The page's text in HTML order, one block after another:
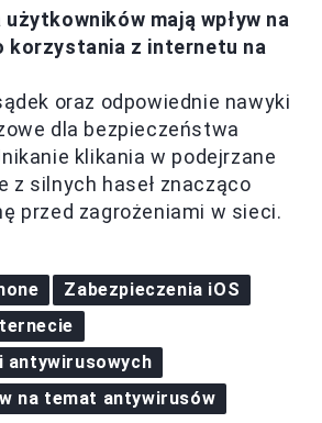
mają wpływ na
korzystania z internetu na
oraz odpowiednie nawyki
dla bezpieczeństwa
klikania w podejrzane
z silnych haseł znacząco
przed zagrożeniami w sieci.
Zabezpieczenia iOS
antywirusowych
na temat antywirusów